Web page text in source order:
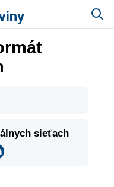
sieťach